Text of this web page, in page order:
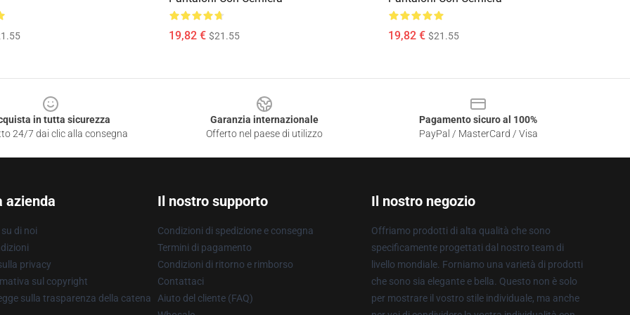
19,82 € $21.55 19,82 € $21.55
in tutta sicurezza
24/7 dai clic alla consegna
Garanzia internazionale
Offerto nel paese di utilizzo
Pagamento sicuro al 100%
PayPal / MasterCard / Visa
azienda
di noi
privacy
sul copyright
sulla trasparenza della catena
Il nostro supporto
Condizioni di spedizione e consegna
Termini di pagamento
Condizioni di ritorno e rimborso
Contattaci
Aiuto del cliente (FAQ)
Il nostro negozio
Offriamo prodotti di alta qualità che sono
specificamente progettati dal nostro team di
livello mondiale. Forniamo una varietà di prodotti
che sono sia elegante e bella. Questo non è solo
per mostrare il vostro stile individuale, ma anche